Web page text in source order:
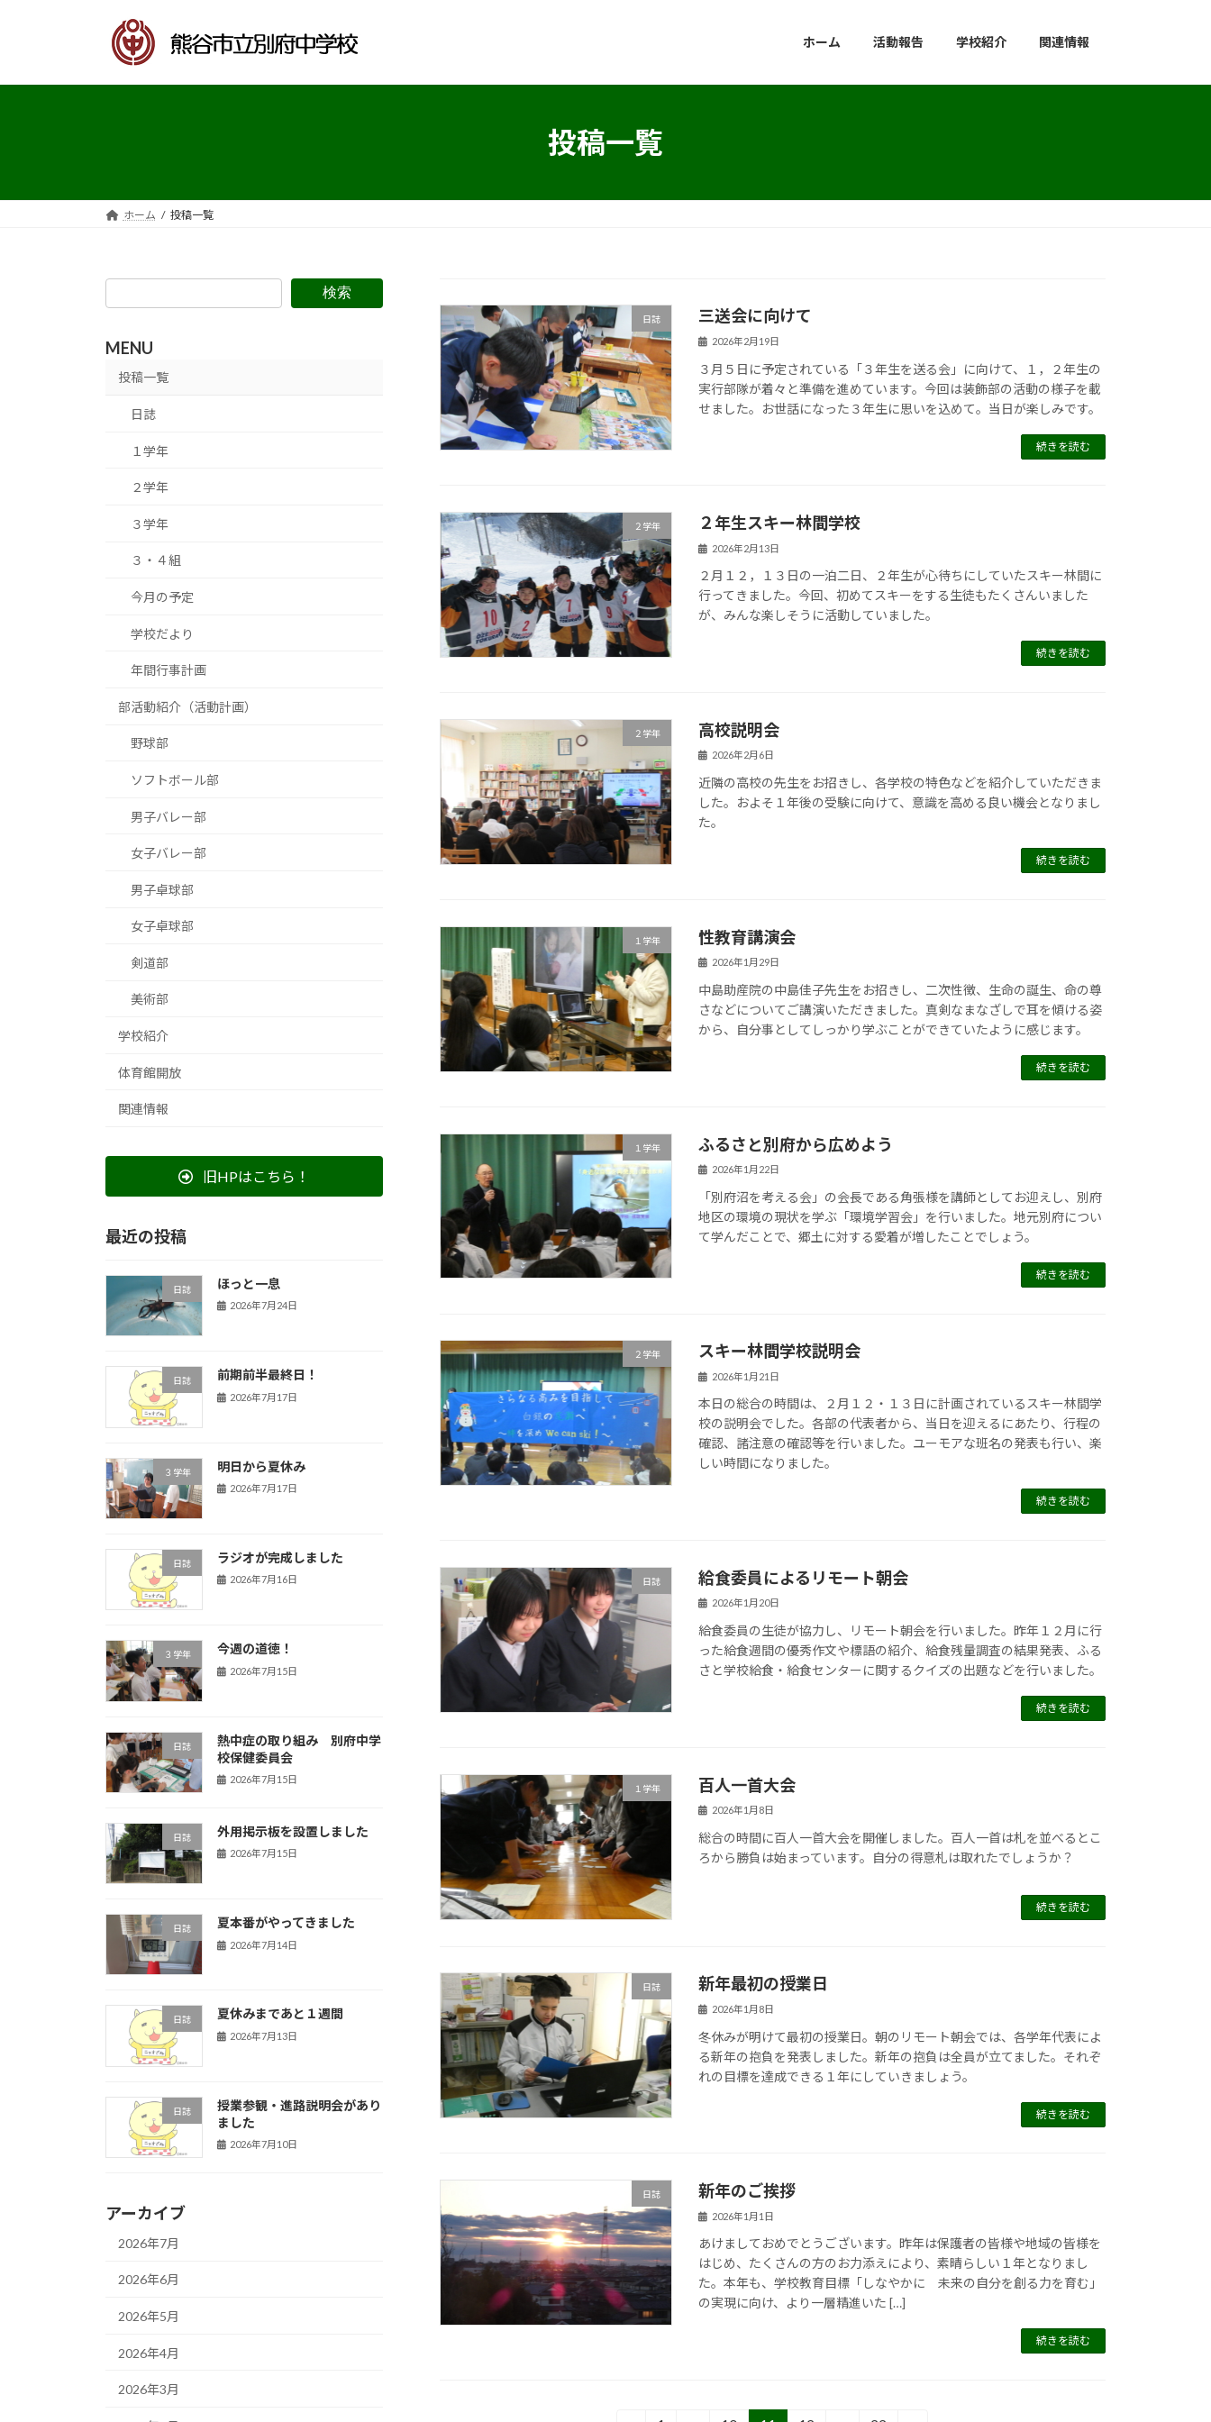
プ
動
ホーム 活動報告 学校紹介 関連情報
投稿一覧
ホーム 投稿一覧
日誌 三送会に向けて
2026年2月19日
３月５日に予定されている「３年生を送る会」に向けて、１，２年生の
実行部隊が着々と準備を進めています。今回は装飾部の活動の様子を載
せました。お世話になった３年生に思いを込めて。当日が楽しみです。
続きを読む
２学年 ２年生スキー林間学校
2026年2月13日
２月１２，１３日の一泊二日、２年生が心待ちにしていたスキー林間に
行ってきました。今回、初めてスキーをする生徒もたくさんいました
が、みんな楽しそうに活動していました。
続きを読む
２学年 高校説明会
2026年2月6日
近隣の高校の先生をお招きし、各学校の特色などを紹介していただきま
した。およそ１年後の受験に向けて、意識を高める良い機会となりまし
た。
続きを読む
１学年 性教育講演会
2026年1月29日
中島助産院の中島佳子先生をお招きし、二次性徴、生命の誕生、命の尊
さなどについてご講演いただきました。真剣なまなざしで耳を傾ける姿
から、自分事としてしっかり学ぶことができていたように感じます。
続きを読む
１学年 ふるさと別府から広めよう
2026年1月22日
「別府沼を考える会」の会長である角張様を講師としてお迎えし、別府
地区の環境の現状を学ぶ「環境学習会」を行いました。地元別府につい
て学んだことで、郷土に対する愛着が増したことでしょう。
続きを読む
２学年 スキー林間学校説明会
2026年1月21日
本日の総合の時間は、２月１２・１３日に計画されているスキー林間学
校の説明会でした。各部の代表者から、当日を迎えるにあたり、行程の
確認、諸注意の確認等を行いました。ユーモアな班名の発表も行い、楽
しい時間になりました。
続きを読む
日誌 給食委員によるリモート朝会
2026年1月20日
給食委員の生徒が協力し、リモート朝会を行いました。昨年１２月に行
った給食週間の優秀作文や標語の紹介、給食残量調査の結果発表、ふる
さと学校給食・給食センターに関するクイズの出題などを行いました。
続きを読む
１学年 百人一首大会
2026年1月8日
総合の時間に百人一首大会を開催しました。百人一首は札を並べるとこ
ろから勝負は始まっています。自分の得意札は取れたでしょうか？
続きを読む
日誌 新年最初の授業日
2026年1月8日
冬休みが明けて最初の授業日。朝のリモート朝会では、各学年代表によ
る新年の抱負を発表しました。新年の抱負は全員が立てました。それぞ
れの目標を達成できる１年にしていきましょう。
続きを読む
日誌 新年のご挨拶
2026年1月1日
あけましておめでとうございます。昨年は保護者の皆様や地域の皆様を
はじめ、たくさんの方のお力添えにより、素晴らしい１年となりまし
た。本年も、学校教育目標「しなやかに 未来の自分を創る力を育む」
の実現に向け、より一層精進いた […]
続きを読む
検索
MENU
投稿一覧
日誌
１学年
２学年
３学年
３・４組
今月の予定
学校だより
年間行事計画
部活動紹介（活動計画）
野球部
ソフトボール部
男子バレー部
女子バレー部
男子卓球部
女子卓球部
剣道部
美術部
学校紹介
体育館開放
関連情報
旧HPはこちら！
最近の投稿
日誌 ほっと一息
2026年7月24日
日誌 前期前半最終日！
2026年7月17日
３学年 明日から夏休み
2026年7月17日
日誌 ラジオが完成しました
2026年7月16日
３学年 今週の道徳！
2026年7月15日
日誌
熱中症の取り組み 別府中学
校保健委員会
2026年7月15日
日誌 外用掲示板を設置しました
2026年7月15日
日誌 夏本番がやってきました
2026年7月14日
日誌 夏休みまであと１週間
2026年7月13日
日誌
授業参観・進路説明会があり
ました
2026年7月10日
アーカイブ
2026年7月
2026年6月
2026年5月
2026年4月
2026年3月